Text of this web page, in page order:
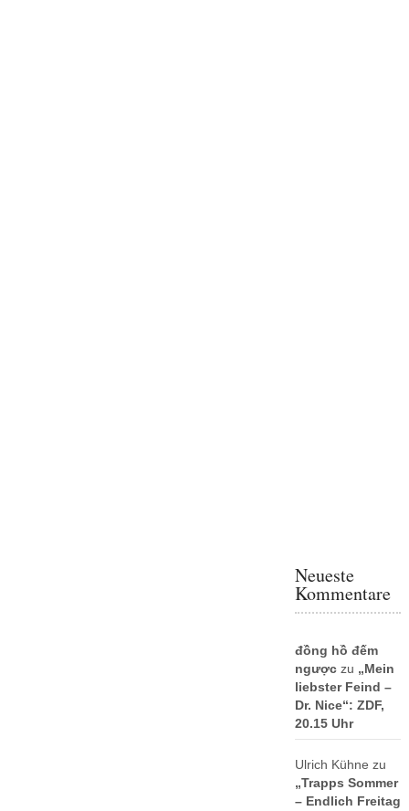
Neueste
Kommentare
đồng hồ đếm
ngượczu „Mein
liebster Feind –
Dr. Nice“: ZDF,
20.15 Uhr
Ulrich Kühne zu
„Trapps Sommer
– Endlich Freitag